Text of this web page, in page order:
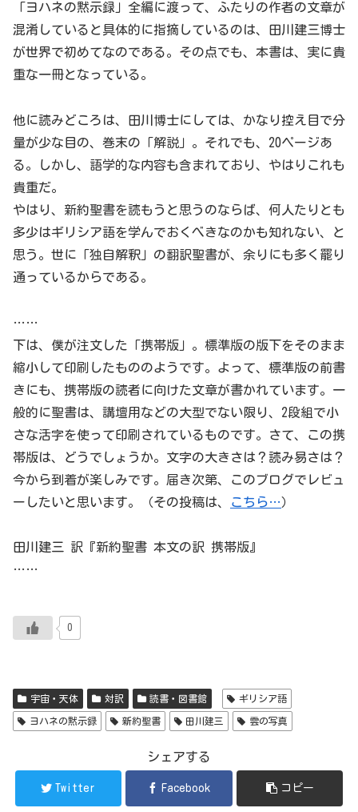
「ヨハネの黙示録」全編に渡って、ふたりの作者の文章が
混淆していると具体的に指摘しているのは、田川建三博士
が世界で初めてなのである。その点でも、本書は、実に貴
重な一冊となっている。
他に読みどころは、田川博士にしては、かなり控え目で分
量が少な目の、巻末の「解説」。それでも、20ページあ
る。しかし、語学的な内容も含まれており、やはりこれも
貴重だ。
やはり、新約聖書を読もうと思うのならば、何人たりとも
多少はギリシア語を学んでおくべきなのかも知れない、と
思う。世に「独自解釈」の翻訳聖書が、余りにも多く罷り
通っているからである。
……
下は、僕が注文した「携帯版」。標準版の版下をそのまま
縮小して印刷したもののようです。よって、標準版の前書
きにも、携帯版の読者に向けた文章が書かれています。一
般的に聖書は、講壇用などの大型でない限り、2段組で小
さな活字を使って印刷されているものです。さて、この携
帯版は、どうでしょうか。文字の大きさは？読み易さは？
今から到着が楽しみです。届き次第、このブログでレビュ
ーしたいと思います。（その投稿は、
こちら…）
田川建三 訳『新約聖書 本文の訳 携帯版』
……
0
宇宙・天体 対訳 読書・図書館 ギリシア語
ヨハネの黙示録 新約聖書 田川建三 雲の写真
シェアする
Twitter Facebook コピー